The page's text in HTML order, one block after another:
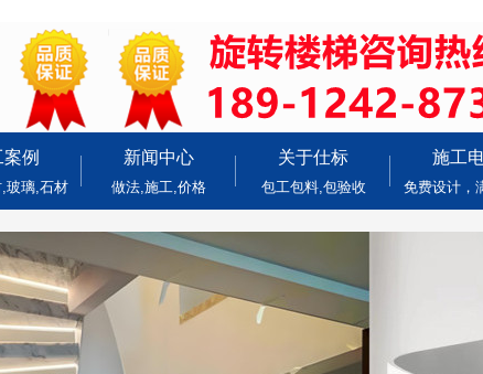
例
玻璃,石材
新闻中心
做法,施工,价格
关于仕标
包工包料,包验收
施工
免费设计，